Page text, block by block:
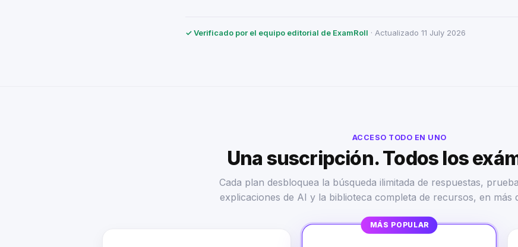
✓ Verificado por el equipo editorial de ExamRoll · Actualizado 11 July 2026
ACCESO TODO EN UNO
Una suscripción. Todos los
Cada plan desbloquea la búsqueda ilimitada de respuestas,
explicaciones de AI y la biblioteca completa de recursos, en más
MÁS POPULAR